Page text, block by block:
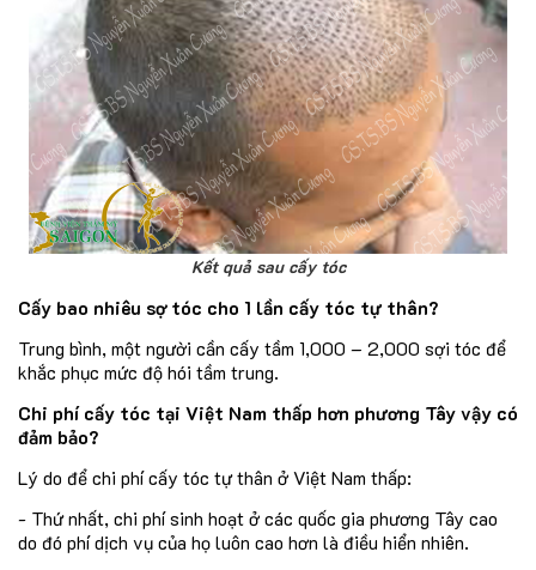
Kết quả sau cấy tóc
Cấy bao nhiêu sợ tóc cho 1 lần cấy tóc tự thân?
Trung bình, một người cần cấy tầm 1,000 – 2,000 sợi tóc để
khắc phục mức độ hói tầm trung.
Chi phí cấy tóc tại Việt Nam thấp hơn phương Tây vậy có
đảm bảo?
Lý do để chi phí cấy tóc tự thân ở Việt Nam thấp:
- Thứ nhất, chi phí sinh hoạt ở các quốc gia phương Tây cao
do đó phí dịch vụ của họ luôn cao hơn là điều hiển nhiên.